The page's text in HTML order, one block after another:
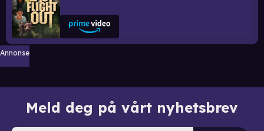
Annonse
Meld deg på vårt nyhetsbrev